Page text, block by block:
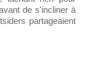
de s'incliner à
partageaient